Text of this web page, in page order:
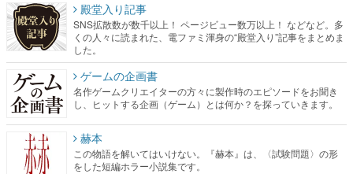
殿堂入り記事
SNS拡散数が数千以上！ ページビュー数万以上！ などなど。多
くの人々に読まれた、電ファミ渾身の“殿堂入り”記事をまとめま
した。
ゲームの企画書
名作ゲームクリエイターの方々に製作時のエピソードをお聞き
し、ヒットする企画（ゲーム）とは何か？を探っていきます。
赫本
この物語を解いてはいけない。『赫本』は、〈試験問題〉の形
をした短編ホラー小説集です。